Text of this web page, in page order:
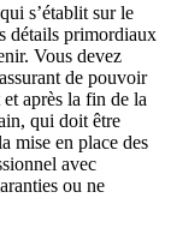
s’établit sur le
détails primordiaux
Vous devez
de pouvoir
après la fin de la
qui doit être
mise en place des
avec
ou ne